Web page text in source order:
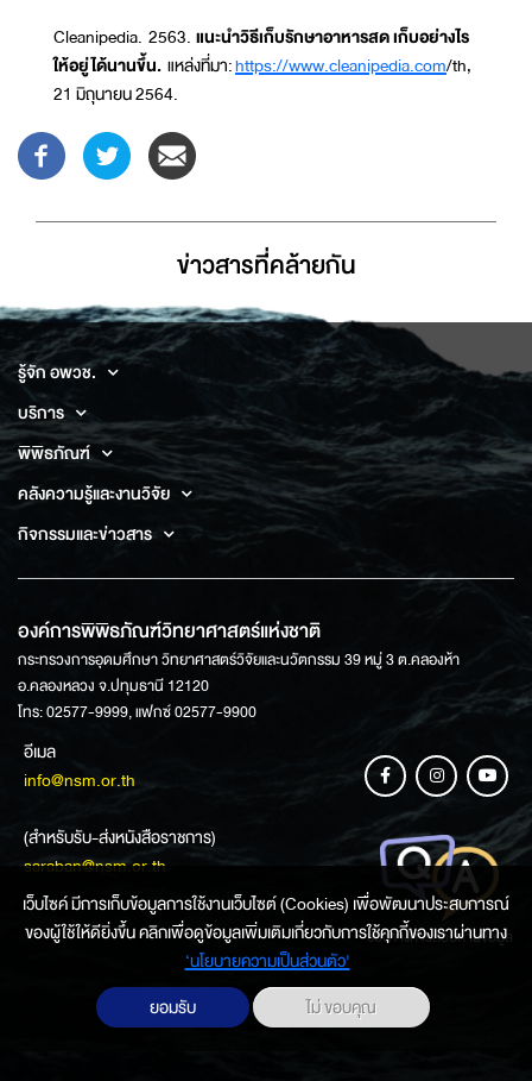
Cleanipedia. 2563. แนะนำวิธีเก็บรักษาอาหารสด เก็บอย่างไร
ให้อยู่ได้นานขึ้น. แหล่งที่มา:https://www.cleanipedia.com/th,
21 มิถุนายน 2564.
ข่าวสารที่่คล้ายกัน
รู้จัก อพวช.
บริการ
พิพิธภัณฑ์
คลังความรู้และงานวิจัย
กิจกรรมและข่าวสาร
องค์การพิพิธภัณฑ์วิทยาศาสตร์แห่งชาติ
กระทรวงการอุดมศึกษา วิทยาศาสตร์วิจัยและนวัตกรรม 39 หมู่ 3 ต.คลองห้า
อ.คลองหลวง จ.ปทุมธานี 12120
โทร: 02577-9999, แฟกซ์ 02577-9900
อีเมล
info@nsm.or.th
(สำหรับรับ-ส่งหนังสือราชการ)
saraban@nsm.or.th
ช่องทางการสอบถามข้อมูล
เว็บไซค์ มีการเก็บข้อมูลการใช้งานเว็บไซต์ (Cookies) เพื่อพัฒนาประสบการณ์
ของผู้ใช้ให้ดียิ่งขึ้น คลิกเพื่อดูข้อมูลเพิ่มเติมเกี่ยวกับการใช้คุกกี้ของเราผ่านทาง
‘นโยบายความเป็นส่วนตัว'
ยอมรับ
ไม่ ขอบคุณ